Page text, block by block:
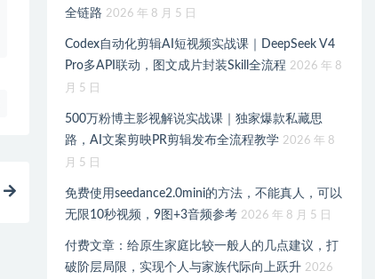
全链路 2026 年 8 月 5 日
Codex自动化剪辑AI短视频实战课｜DeepSeek V4
Pro多API联动，图文成片封装Skill全流程 2026 年 8
月 5 日
500万粉博主影视解说实战课｜独家爆款私藏思
路，AI文案剪映PR剪辑发布全流程教学 2026 年 8
月 5 日
免费使用seedance2.0mini的方法，不能真人，可以
无限10秒视频，9图+3音频参考 2026 年 8 月 5 日
付费文章：给原生家庭比较一般人的几点建议，打
破阶层局限，实现个人与家族代际向上跃升 2026